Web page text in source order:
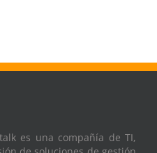
es una compañía de TI,